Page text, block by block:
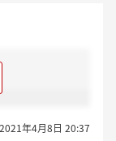
味が分から
駄が好きな
かなり圧迫
す。
2021年4月8日 20:37